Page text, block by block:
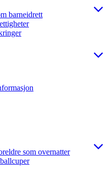
barneidrett
som overnatter